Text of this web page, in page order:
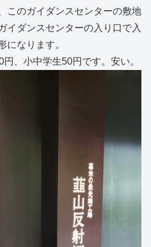
このガイダンスセンターの敷地
イダンスセンターの入り口で入
になります。
、小中学生50円です。安い。